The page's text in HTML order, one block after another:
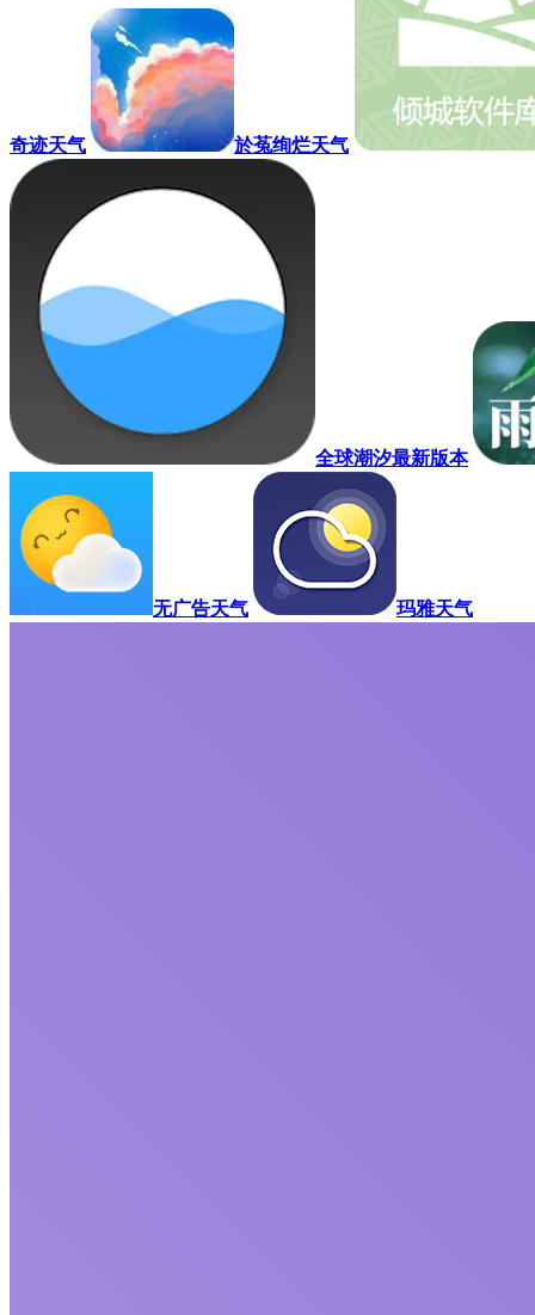
奇迹天气 於菟绚烂天气
全球潮汐最新版本
无广告天气 玛雅天气